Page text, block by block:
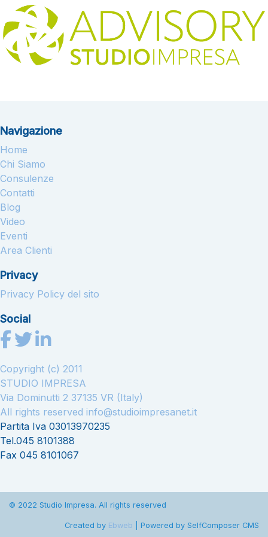
Navigazione
Home
Chi Siamo
Consulenze
Contatti
Blog
Video
Eventi
Area Clienti
Privacy
Privacy Policy del sito
Social
Copyright (c) 2011
STUDIO IMPRESA
Via Dominutti 2 37135 VR (Italy)
All rights reserved info@studioimpresanet.it
Partita Iva 03013970235
Tel.045 8101388
Fax 045 8101067
© 2022 Studio Impresa. All rights reserved
Created by Ebweb | Powered by SelfComposer CMS